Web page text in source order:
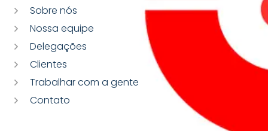
Sobre nós
Nossa equipe
Delegações
Clientes
Trabalhar com a gente
Contato